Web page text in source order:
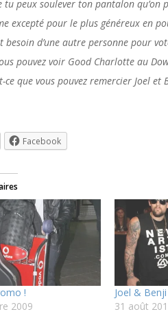
tu peux soulever ton pantalon qu’on
excepté pour le plus généreux en
besoin d’une autre personne pour
pouvez voir Good Charlotte au
ce que vous pouvez remercier Joel et
Facebook
!
2009
Joel &
31 août